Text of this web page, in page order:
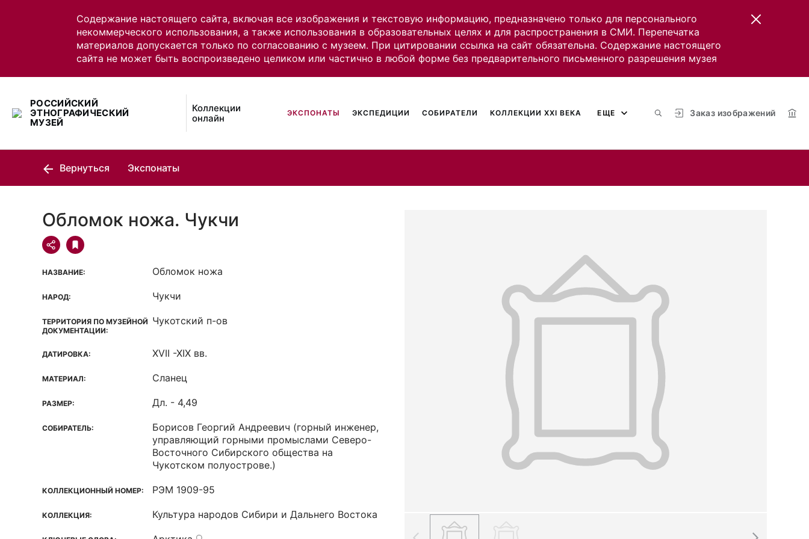
Содержание настоящего сайта, включая все изображения и текстовую информацию, предназначено только для персонального
некоммерческого использования, а также использования в образовательных целях и для распространения в СМИ. Перепечатка
материалов допускается только по согласованию с музеем. При цитировании ссылка на сайт обязательна. Содержание настоящего
сайта не может быть воспроизведено целиком или частично в любой форме без предварительного письменного разрешения музея
РОССИЙСКИЙ
ЭТНОГРАФИЧЕСКИЙ
МУЗЕЙ
Коллекции
онлайн
Заказ изображений
ЭКСПОНАТЫ ЭКСПЕДИЦИИ СОБИРАТЕЛИ КОЛЛЕКЦИИ XXI ВЕКА ЕЩЕ
Вернуться Экспонаты
Обломок ножа. Чукчи
НАЗВАНИЕ: Обломок ножа
НАРОД: Чукчи
ТЕРРИТОРИЯ ПО МУЗЕЙНОЙ
ДОКУМЕНТАЦИИ:
Чукотский п-ов
ДАТИРОВКА: XVII -XIX вв.
МАТЕРИАЛ: Сланец
РАЗМЕР: Дл. - 4,49
СОБИРАТЕЛЬ: Борисов Георгий Андреевич (горный инженер,
управляющий горными промыслами Северо-
Восточного Сибирского общества на
Чукотском полуострове.)
КОЛЛЕКЦИОННЫЙ НОМЕР: РЭМ 1909-95
КОЛЛЕКЦИЯ: Культура народов Сибири и Дальнего Востока